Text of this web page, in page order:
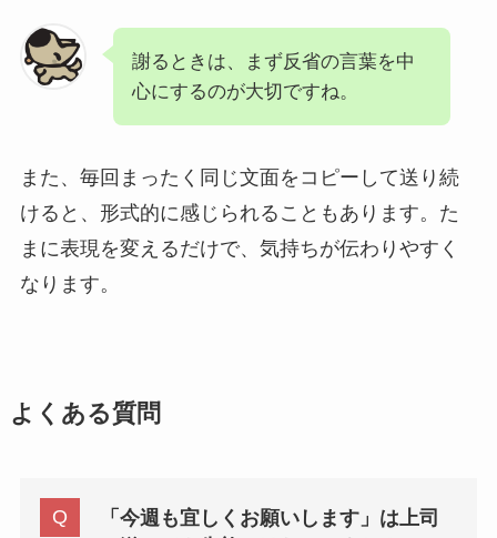
謝るときは、まず反省の言葉を中
心にするのが大切ですね。
また、毎回まったく同じ文面をコピーして送り続
けると、形式的に感じられることもあります。た
まに表現を変えるだけで、気持ちが伝わりやすく
なります。
よくある質問
「今週も宜しくお願いします」は上司